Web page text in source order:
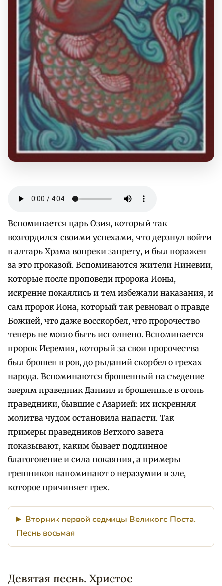
Вспоминается царь Озия, который так
возгордился своими успехами, что дерзнул войти
в алтарь Храма вопреки запрету, и был поражен
за это проказой. Вспоминаются жители Ниневии,
которые после проповеди пророка Ионы,
искренне покаялись и тем избежали наказания, и
сам пророк Иона, который так ревновал о правде
Божией, что даже восскорбел, что пророчество
теперь не могло быть исполнено. Вспоминается
пророк Иеремия, который за свои пророчества
был брошен в ров, до рыданий скорбел о грехах
народа. Вспоминаются брошенный на съедение
зверям праведник Даниил и брошенные в огонь
праведники, бывшие с Азарией: их искренняя
молитва чудом остановила напасти. Так
примеры праведников Ветхого завета
показывают, каким бывает подлинное
благоговение и сила покаяния, а примеры
грешников напоминают о неразумии и зле,
которое причиняет грех.
Вторник первой седмицы Великого Поста.
Песнь восьмая
Девятая песнь. Христос